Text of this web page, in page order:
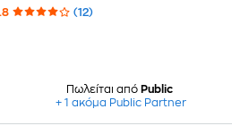
(12)
Πωλείται από Public
+ 1 ακόμα Public Partner